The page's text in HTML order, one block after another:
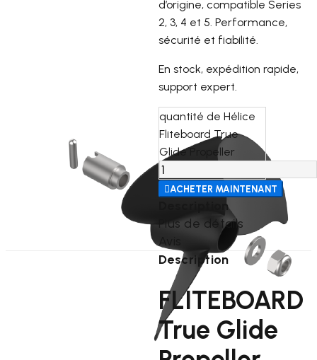
d’origine, compatible Series
2, 3, 4 et 5. Performance,
sécurité et fiabilité.
En stock, expédition rapide,
support expert.
quantité de Hélice
Fliteboard True
Glide Propeller
ACHETER MAINTENANT
Description
Plus de détails
Avis
Description
FLITEBOARD
True Glide